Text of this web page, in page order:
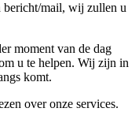
bericht/mail, wij zullen u
moment van de dag
u te helpen. Wij zijn in
komt.
over onze services.